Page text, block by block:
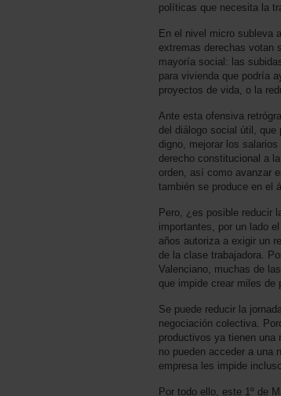
políticas que necesita la
En el nivel micro subleva
extremas derechas votan
mayoría social: las
para vivienda que podría
proyectos de vida, o la
Ante esta ofensiva
del diálogo social útil, que
digno, mejorar los
derecho constitucional a
orden, así como avanzar
también se produce en el
Pero, ¿es posible reducir
importantes, por un lado
años autoriza a exigir un
de la clase trabajadora.
Valenciano, muchas de
que impide crear miles de
Se puede reducir la
negociación colectiva.
productivos ya tienen una
no pueden acceder a una
empresa les impide
Por todo ello, este 1º de